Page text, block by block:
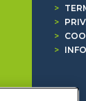
>
>
>
>